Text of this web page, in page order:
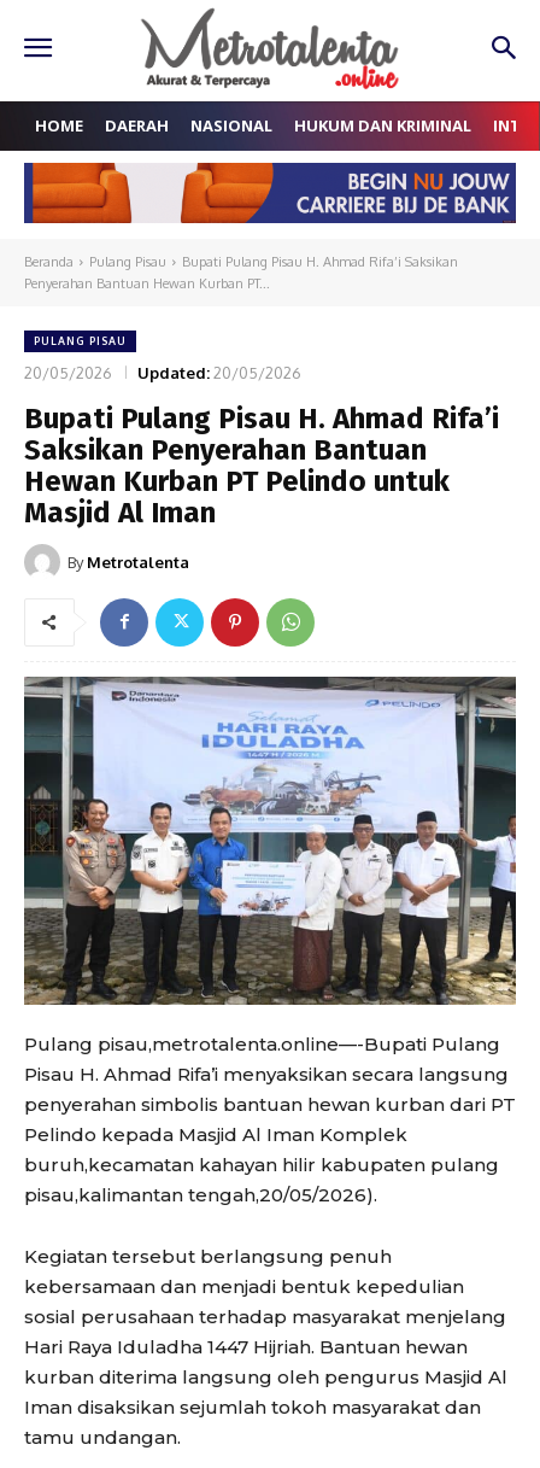
HOME DAERAH NASIONAL HUKUM DAN KRIMINAL
Beranda Pulang Pisau
Bupati Pulang Pisau H. Ahmad Rifa’i Saksikan
Penyerahan Bantuan Hewan Kurban PT...
PULANG PISAU
20/05/2026 Updated:20/05/2026
Bupati Pulang Pisau H. Ahmad Rifa’i
Saksikan Penyerahan Bantuan
Hewan Kurban PT Pelindo untuk
Masjid Al Iman
By Metrotalenta
Pulang pisau,metrotalenta.online—-Bupati Pulang
Pisau H. Ahmad Rifa’i menyaksikan secara langsung
penyerahan simbolis bantuan hewan kurban dari PT
Pelindo kepada Masjid Al Iman Komplek
buruh,kecamatan kahayan hilir kabupaten pulang
pisau,kalimantan tengah,20/05/2026).
Kegiatan tersebut berlangsung penuh
kebersamaan dan menjadi bentuk kepedulian
sosial perusahaan terhadap masyarakat menjelang
Hari Raya Iduladha 1447 Hijriah. Bantuan hewan
kurban diterima langsung oleh pengurus Masjid Al
Iman disaksikan sejumlah tokoh masyarakat dan
tamu undangan.